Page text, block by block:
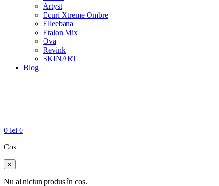
Artyst
Ecuri Xtreme Ombre
Elleebana
Etalon Mix
Ova
Revink
SKINART
Blog
0 lei 0
Coș
×
Nu ai niciun produs în coș.